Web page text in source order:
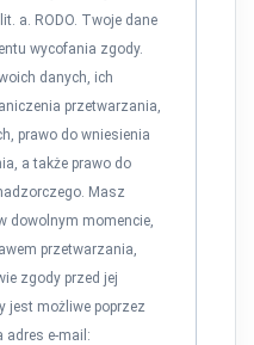
a. RODO. Twoje dane
wycofania zgody.
danych, ich
przetwarzania,
prawo do wniesienia
a także prawo do
Masz
dowolnym momencie,
przetwarzania,
zgody przed jej
jest możliwe poprzez
adres e-mail: